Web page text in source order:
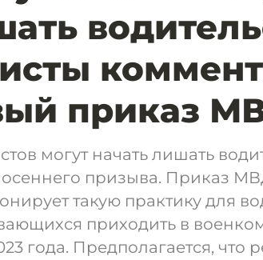
приказ
могут начать лишать
осеннего призыва. Приказ
такую практику для
приходить в
года. Предполагается,